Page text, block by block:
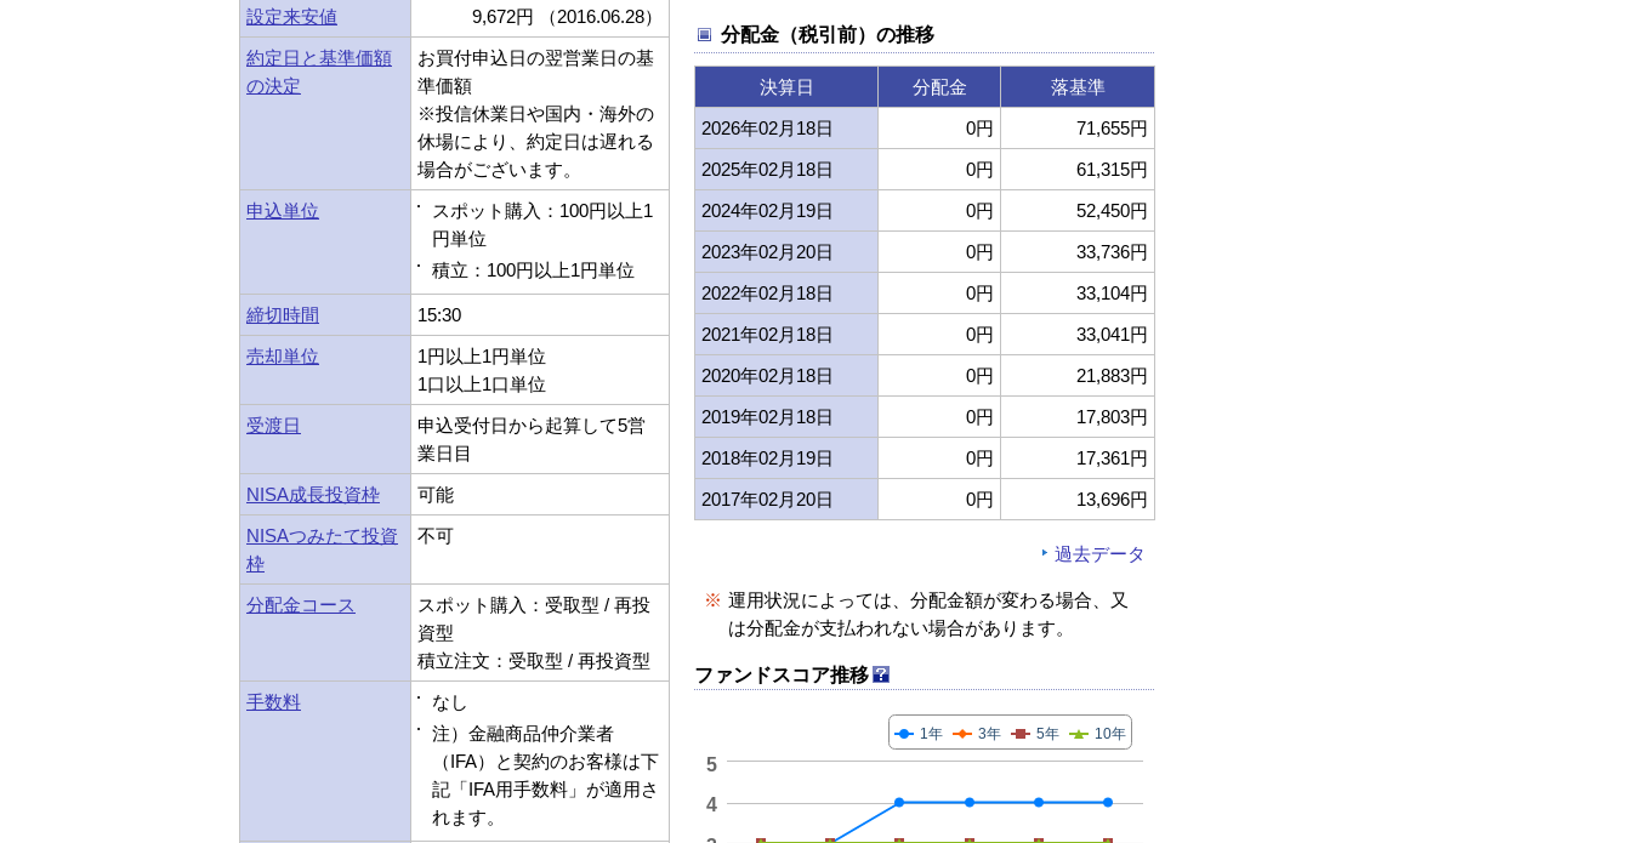
設定来安値
9,672円 （2016.06.28）
約定日と基準価額
の決定
お買付申込日の翌営業日の基
準価額
※投信休業日や国内・海外の
休場により、約定日は遅れる
場合がございます。
申込単位
スポット購入：100円以上1
円単位
積立：100円以上1円単位
締切時間
15:30
売却単位
1円以上1円単位
1口以上1口単位
受渡日
申込受付日から起算して5営
業日目
NISA成長投資枠
可能
NISAつみたて投資
枠
不可
分配金コース
スポット購入：受取型 / 再投
資型
積立注文：受取型 / 再投資型
手数料
なし
注）金融商品仲介業者
（IFA）と契約のお客様は下
記「IFA用手数料」が適用さ
れます。
分配金（税引前）の推移
決算日 分配金
落基準
2026年02月18日
0円
71,655円
2025年02月18日
0円
61,315円
2024年02月19日
0円
52,450円
2023年02月20日
0円
33,736円
2022年02月18日
0円
33,104円
2021年02月18日
0円
33,041円
2020年02月18日
0円
21,883円
2019年02月18日
0円
17,803円
2018年02月19日
0円
17,361円
2017年02月20日
0円 13,696円
過去データ
※ 運用状況によっては、分配金額が変わる場合、又
は分配金が支払われない場合があります。
ファンドスコア推移
1年 3年 5年 10年
4
5